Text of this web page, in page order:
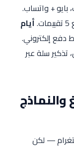
أيام
تذكير سلة عبر
— لكن